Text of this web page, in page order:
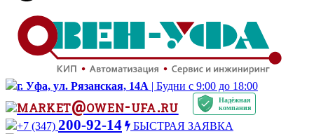
г. Уфа, ул. Рязанская, 14А | Будни с 9:00 до 18:00
market@owen-ufa.ru
Надёжная
компания
+7 (347) 200-92-14
БЫСТРАЯ ЗАЯВКА